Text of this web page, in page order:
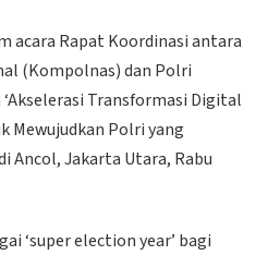
acara Rapat Koordinasi antara
(Kompolnas) dan Polri
Transformasi Digital
Mewujudkan Polri yang
Ancol, Jakarta Utara, Rabu
‘super election year’ bagi